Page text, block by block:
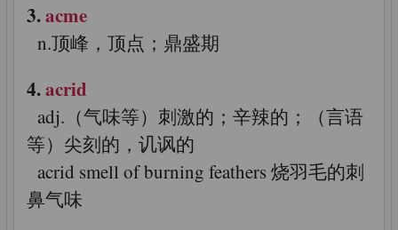
3.acme
n.顶峰，顶点；鼎盛期
4.acrid
adj.（气味等）刺激的；辛辣的；（言语
等）尖刻的，讥讽的
acrid smell of burning feathers 烧羽毛的刺
鼻气味